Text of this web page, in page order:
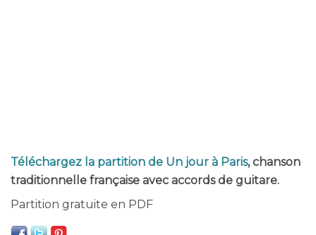
Téléchargez la partition de Un jour à Paris, chanson
traditionnelle française avec accords de guitare.
Partition gratuite en PDF